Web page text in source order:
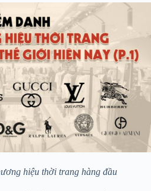
hiệu thời trang hàng đầu